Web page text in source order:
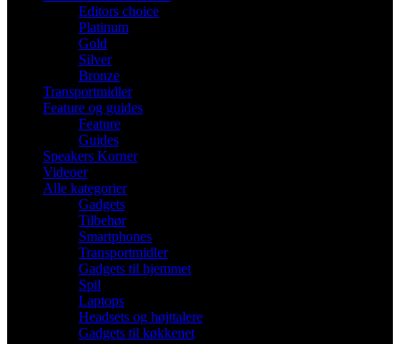
Editors choice
Platinum
Gold
Silver
Bronze
Transportmidler
Feature og guides
Feature
Guides
Speakers Korner
Videoer
Alle kategorier
Gadgets
Tilbehør
Smartphones
Transportmidler
Gadgets til hjemmet
Spil
Laptops
Headsets og højttalere
Gadgets til køkkenet